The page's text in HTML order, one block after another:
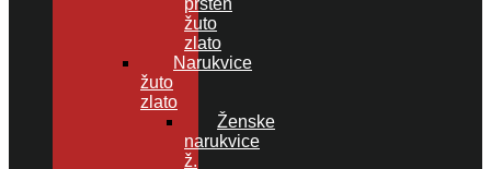
prsten
žuto
zlato
Narukvice
žuto
zlato
Ženske
narukvice
ž.